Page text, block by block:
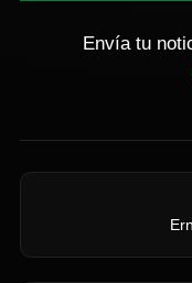
Envía tu